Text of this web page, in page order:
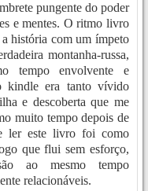
pungente do poder
e mentes. O ritmo livro
história com um ímpeto
montanha-russa,
tempo envolvente e
kindle era tanto vívido
e descoberta que me
muito tempo depois de
ler este livro foi como
que flui sem esforço,
ao mesmo tempo
relacionáveis.